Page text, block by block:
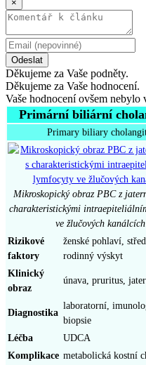
×
Odeslat
Děkujeme za Vaše podněty.
Děkujeme za Vaše hodnocení.
Vaše hodnocení ovšem
Primární biliární
Primary biliary
Mikroskopický obraz PBC z
charakteristickými
ve žlučových kanálcích
Rizikové
faktory
ženské pohlaví,
rodinný výskyt
Klinický
obraz
únava, pruritus,
Diagnostika
laboratorní,
biopsie
Léčba
UDCA
Komplikace metabolická kostní